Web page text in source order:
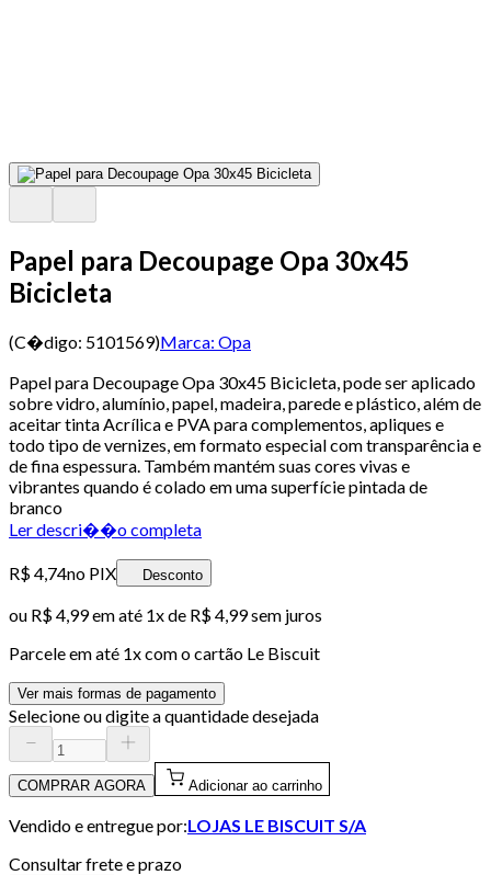
Papel para Decoupage Opa 30x45
Bicicleta
(C�digo: 5101569)Marca: Opa
Papel para Decoupage Opa 30x45 Bicicleta, pode ser aplicado
sobre vidro, alumínio, papel, madeira, parede e plástico, além de
aceitar tinta Acrílica e PVA para complementos, apliques e
todo tipo de vernizes, em formato especial com transparência e
de fina espessura. Também mantém suas cores vivas e
vibrantes quando é colado em uma superfície pintada de
branco
Ler descri��o completa
R$ 4,74no PIX Desconto
ou R$ 4,99em até 1x de R$ 4,99sem juros
Parcele em até 1x com o cartão Le Biscuit
Ver mais formas de pagamento
Selecione ou digite a quantidade desejada
COMPRAR AGORA Adicionar ao carrinho
Vendido e entregue por:LOJAS LE BISCUIT S/A
Consultar frete e prazo